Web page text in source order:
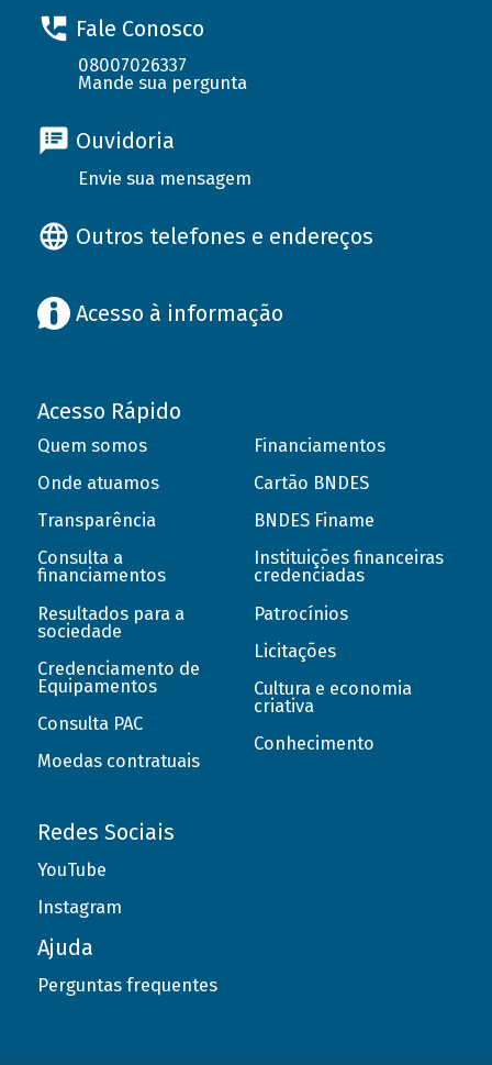
Fale Conosco
08007026337
Mande sua pergunta
Ouvidoria
Envie sua mensagem
Outros telefones e endereços
Acesso à informação
Acesso Rápido
Quem somos
Onde atuamos
Transparência
Consulta a
financiamentos
Resultados para a
sociedade
Credenciamento de
Equipamentos
Consulta PAC
Moedas contratuais
Financiamentos
Cartão BNDES
BNDES Finame
Instituições financeiras
credenciadas
Patrocínios
Licitações
Cultura e economia
criativa
Conhecimento
Redes Sociais
YouTube
Instagram
Ajuda
Perguntas frequentes